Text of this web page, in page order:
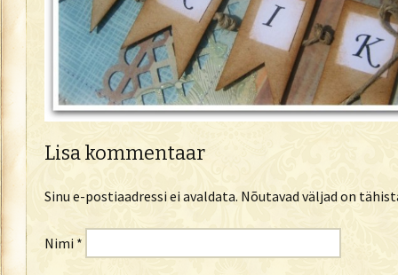
Lisa kommentaar
Sinu e-postiaadressi ei avaldata. Nõutavad väljad on
Nimi *